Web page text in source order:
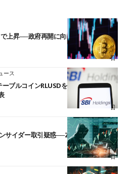
上昇──政府再開に向けた法案前進が好
ース
ブルコインRLUSDを日本で展開へ──
サイダー取引疑惑──ZachXBT氏が従